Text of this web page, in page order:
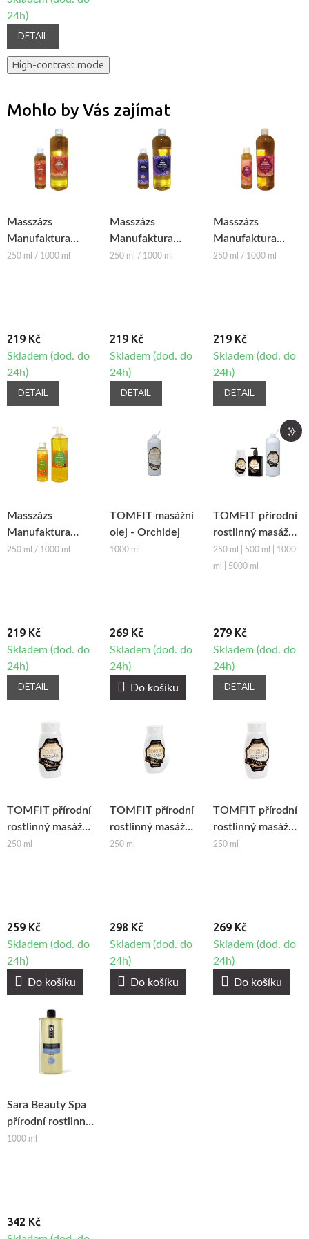
24h)
DETAIL
High-contrast mode
Mohlo by Vás zajímat
Masszázs
Manufaktura
přírodní rostlinný
250 ml / 1000 ml
219 Kč
Skladem (dod. do
24h)
DETAIL
Masszázs
Manufaktura
přírodní rostlinný
250 ml / 1000 ml
219 Kč
Skladem (dod. do
24h)
DETAIL
Masszázs
Manufaktura
přírodní rostlinný
250 ml / 1000 ml
219 Kč
Skladem (dod. do
24h)
DETAIL
Masszázs
Manufaktura
přírodní rostlinný
250 ml / 1000 ml
219 Kč
Skladem (dod. do
24h)
DETAIL
TOMFIT masážní
olej - Orchidej
1000 ml
269 Kč
Skladem (dod. do
24h)
Do košíku
TOMFIT přírodní
rostlinný masážní
olej - mandlový
250 ml | 500 ml | 1000
ml | 5000 ml
279 Kč
Skladem (dod. do
24h)
DETAIL
TOMFIT přírodní
rostlinný masážní
olej - skořicový
250 ml
259 Kč
Skladem (dod. do
24h)
Do košíku
TOMFIT přírodní
rostlinný masážní
olej - hřejivý
250 ml
298 Kč
Skladem (dod. do
24h)
Do košíku
TOMFIT přírodní
rostlinný masážní
olej - jasmínový
250 ml
269 Kč
Skladem (dod. do
24h)
Do košíku
Sara Beauty Spa
přírodní rostlinný
masážní olej -
1000 ml
342 Kč